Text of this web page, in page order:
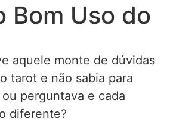
Bom Uso do
aquele monte de dúvidas
tarot e não sabia para
perguntava e cada
diferente?